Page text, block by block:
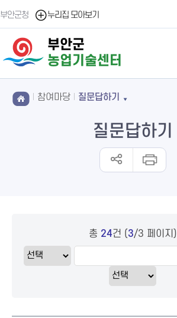
부안군청 누리집 모아보기
부안군
농업기술센터
참여마당 질문답하기
질문답하기
총 24건 (3/3 페이지)